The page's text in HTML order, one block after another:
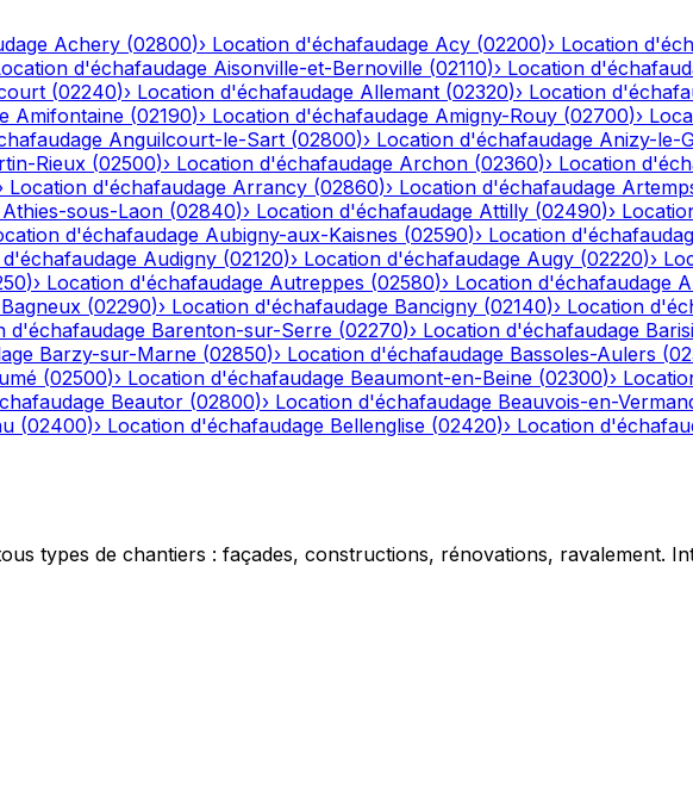
Achery (02800)› Location d'échafaudage Acy (02200)› Location
d'échafaudage Aisonville-et-Bernoville (02110)› Location
(02240)› Location d'échafaudage Allemant (02320)› Location
Amifontaine (02190)› Location d'échafaudage Amigny-Rouy (02700)›
Anguilcourt-le-Sart (02800)› Location d'échafaudage Anizy-le-
Rieux (02500)› Location d'échafaudage Archon (02360)› Location
Location d'échafaudage Arrancy (02860)› Location d'échafaudage
Athies-sous-Laon (02840)› Location d'échafaudage Attilly (02490)›
d'échafaudage Aubigny-aux-Kaisnes (02590)› Location
Audigny (02120)› Location d'échafaudage Augy (02220)›
)› Location d'échafaudage Autreppes (02580)› Location d'échafaudage
Bagneux (02290)› Location d'échafaudage Bancigny (02140)› Location
d'échafaudage Barenton-sur-Serre (02270)› Location d'échafaudage
Barzy-sur-Marne (02850)› Location d'échafaudage Bassoles-Aulers (
(02500)› Location d'échafaudage Beaumont-en-Beine (02300)›
Beautor (02800)› Location d'échafaudage Beauvois-en-
(02400)› Location d'échafaudage Bellenglise (02420)› Location
types de chantiers : façades, constructions, rénovations, ravalement.